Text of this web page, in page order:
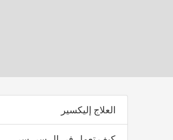
العلاج إليكسير